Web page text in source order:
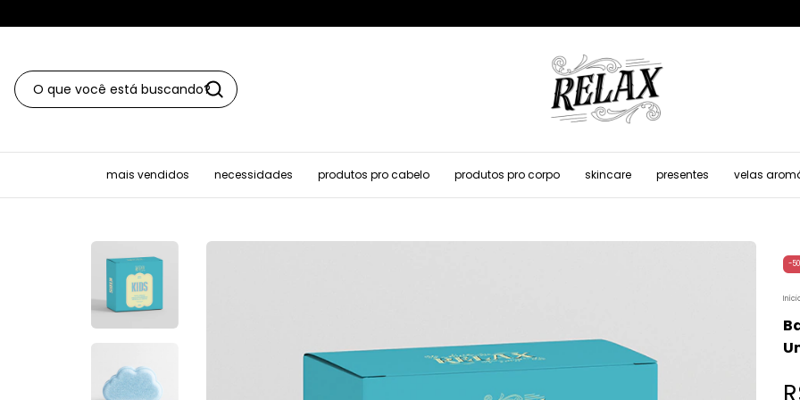
mais vendidos necessidades produtos pro cabelo produtos pro corpo skincare presentes velas
-50